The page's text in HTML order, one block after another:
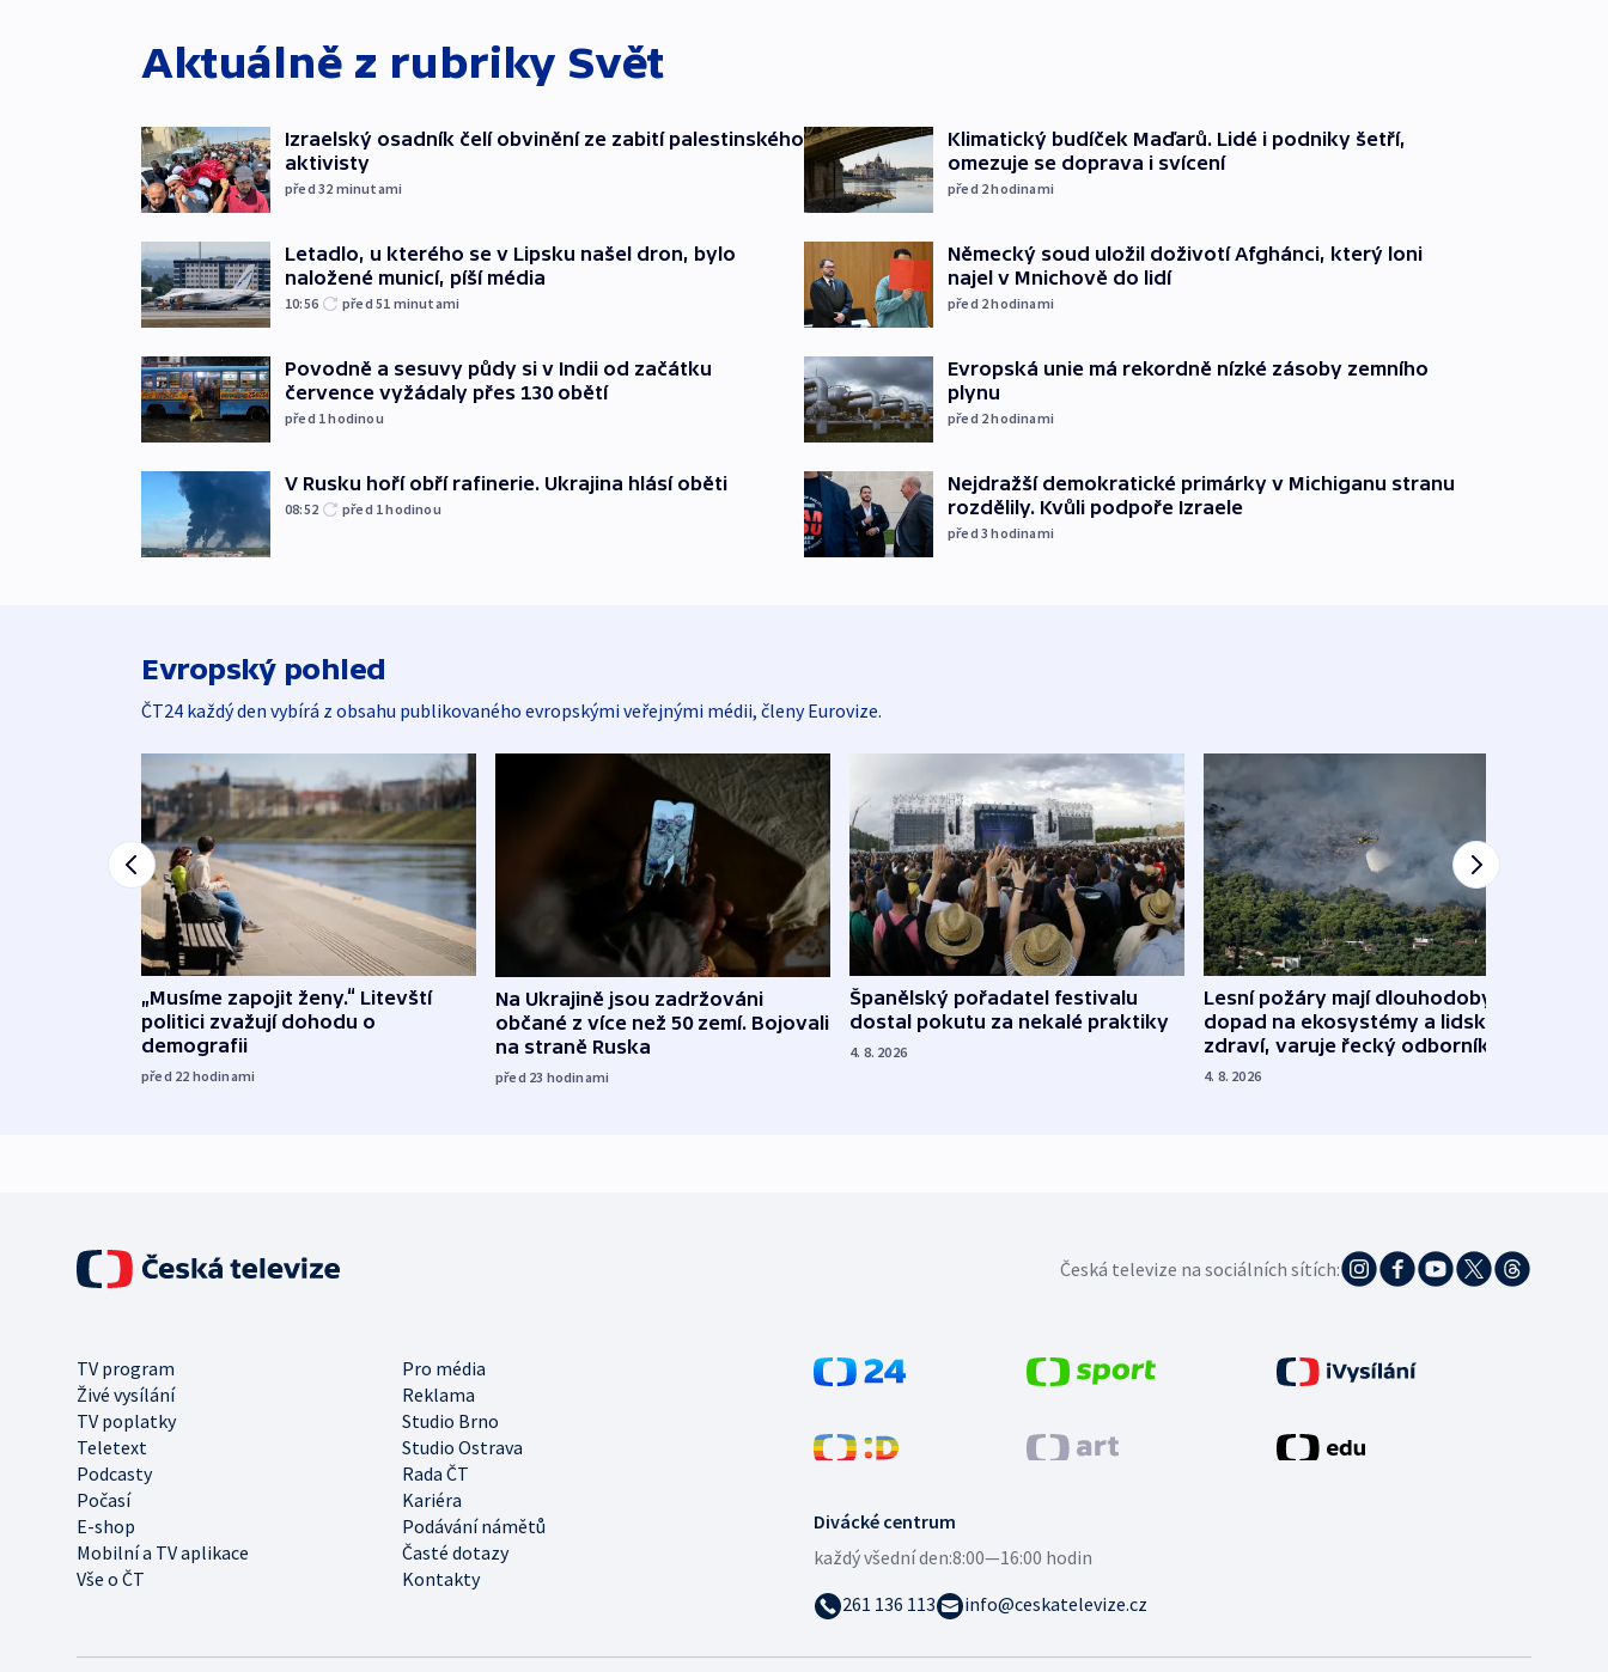
Aktuálně z rubriky Svět
Izraelský osadník čelí obvinění ze zabití palestinského
aktivisty
před 32 minutami
Letadlo, u kterého se v Lipsku našel dron, bylo
naložené municí, píší média
10:56 před 51 minutami
Povodně a sesuvy půdy si v Indii od začátku
července vyžádaly přes 130 obětí
před 1hodinou
V Rusku hoří obří rafinerie. Ukrajina hlásí oběti
08:52 před 1hodinou
Klimatický budíček Maďarů. Lidé i podniky šetří,
omezuje se doprava i svícení
před 2hodinami
Německý soud uložil doživotí Afghánci, který loni
najel v Mnichově do lidí
před 2hodinami
Evropská unie má rekordně nízké zásoby zemního
plynu
před 2hodinami
Nejdražší demokratické primárky v Michiganu stranu
rozdělily. Kvůli podpoře Izraele
před 3hodinami
Evropský pohled
ČT24 každý den vybírá z obsahu publikovaného evropskými veřejnými médii, členy Eurovize.
„Musíme zapojit ženy.“ Litevští
politici zvažují dohodu o
demografii
před 22 hodinami
Na Ukrajině jsou zadržováni
občané z více než 50 zemí. Bojovali
na straně Ruska
před 23 hodinami
Španělský pořadatel festivalu
dostal pokutu za nekalé praktiky
4. 8. 2026
Lesní požáry mají dlouhodobý
dopad na ekosystémy a lidské
zdraví, varuje řecký odborník
4. 8. 2026
Česká televize na sociálních sítích:
TV program
Pro média
Živé vysílání
Reklama
TV poplatky
Studio Brno
Teletext
Studio Ostrava
Podcasty
Rada ČT
Počasí
Kariéra
E-shop
Podávání námětů
Mobilní a TV aplikace
Časté dotazy
Vše o ČT
Kontakty
Divácké centrum
každý všední den:8:00—16:00 hodin
261 136 113
info@ceskatelevize.cz